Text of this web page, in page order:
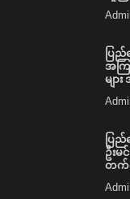
ပြ
အကြ
မျ
ပြ
ဦးမ
တက်ရ